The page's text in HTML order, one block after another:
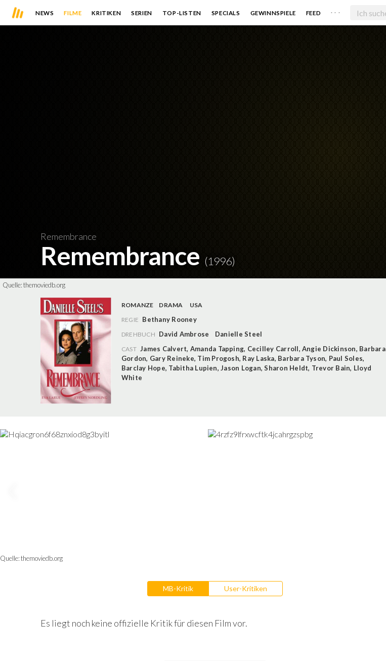
NEWS FILME KRITIKEN SERIEN TOP-LISTEN SPECIALS GEWINNSPIELE FEED . . .
Remembrance
Remembrance (1996)
Quelle:themoviedb.org
ROMANZE DRAMA
USA
REGIE Bethany Rooney
DREHBUCH David Ambrose Danielle Steel
CAST James Calvert, Amanda Tapping, Cecilley Carroll,Angie Dickinson, Barbara
Gordon, Gary Reineke, Tim Progosh, Ray Laska, Barbara Tyson, Paul Soles,
Barclay Hope, Tabitha Lupien,Jason Logan,Sharon Heldt, Trevor Bain, Lloyd
White
Quelle:themoviedb.org
MB-Kritik User-Kritiken
Es liegt noch keine offizielle Kritik für diesen Film vor.